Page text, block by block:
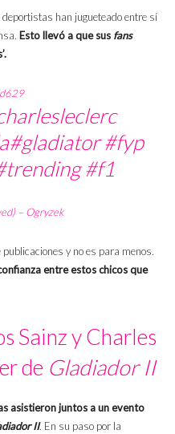
han jugueteado entre sí
Esto llevó a que sus fans
#gladiator #fyp
#f1
– Ogryzek
y no es para menos.
entre estos chicos que
Sainz y Charles
de Gladiador II
asistieron juntos a un evento
II. En su paso por la